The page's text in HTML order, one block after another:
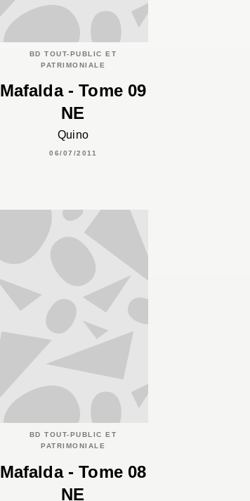
BD TOUT-PUBLIC ET
PATRIMONIALE
Mafalda - Tome 09
NE
Quino
06/07/2011
BD TOUT-PUBLIC ET
PATRIMONIALE
Mafalda - Tome 08
NE